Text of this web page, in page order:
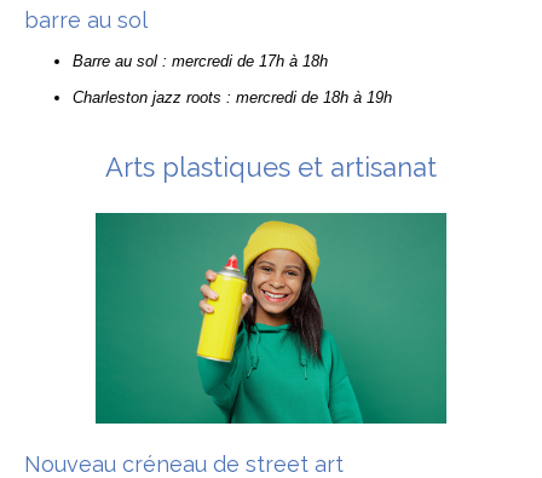
barre au sol
Barre au sol : mercredi de 17h à 18h
Charleston jazz roots : mercredi de 18h à 19h
Arts plastiques et artisanat
Nouveau créneau de street art